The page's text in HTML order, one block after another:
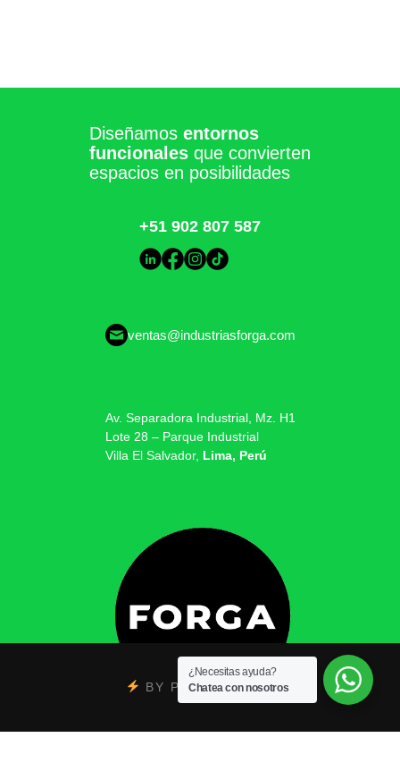
Diseñamos entornos
funcionales que convierten
espacios en posibilidades
+51 902 807 587
ventas@industriasforga.com
Av. Separadora Industrial, Mz. H1
Lote 28 – Parque Industrial
Villa El Salvador, Lima, Perú
BY PSYCOBRAND
¿Necesitas ayuda?
Chatea con nosotros